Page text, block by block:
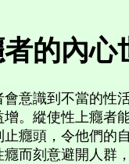
的內心
識到不當的性活
增。縱使性上癮者
止癮頭，令他們的
而刻意避開人群